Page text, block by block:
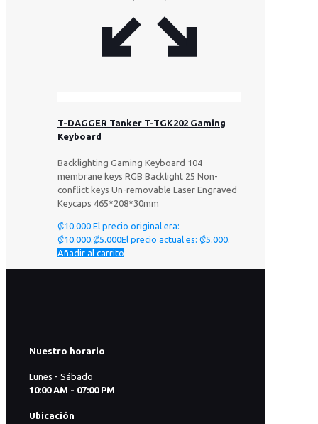
T-DAGGER Tanker T-TGK202 Gaming
Keyboard
Backlighting Gaming Keyboard 104
membrane keys RGB Backlight 25 Non-
conflict keys Un-removable Laser Engraved
Keycaps 465*208*30mm
₡10.000 El precio original era:
₡10.000. ₡5.000El precio actual es: ₡5.000.
Añadir al carrito
Nuestro horario
Lunes - Sábado
10:00 AM - 07:00 PM
Ubicación